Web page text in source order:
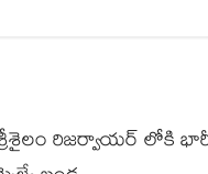
రిజర్వాయర్ లోకి